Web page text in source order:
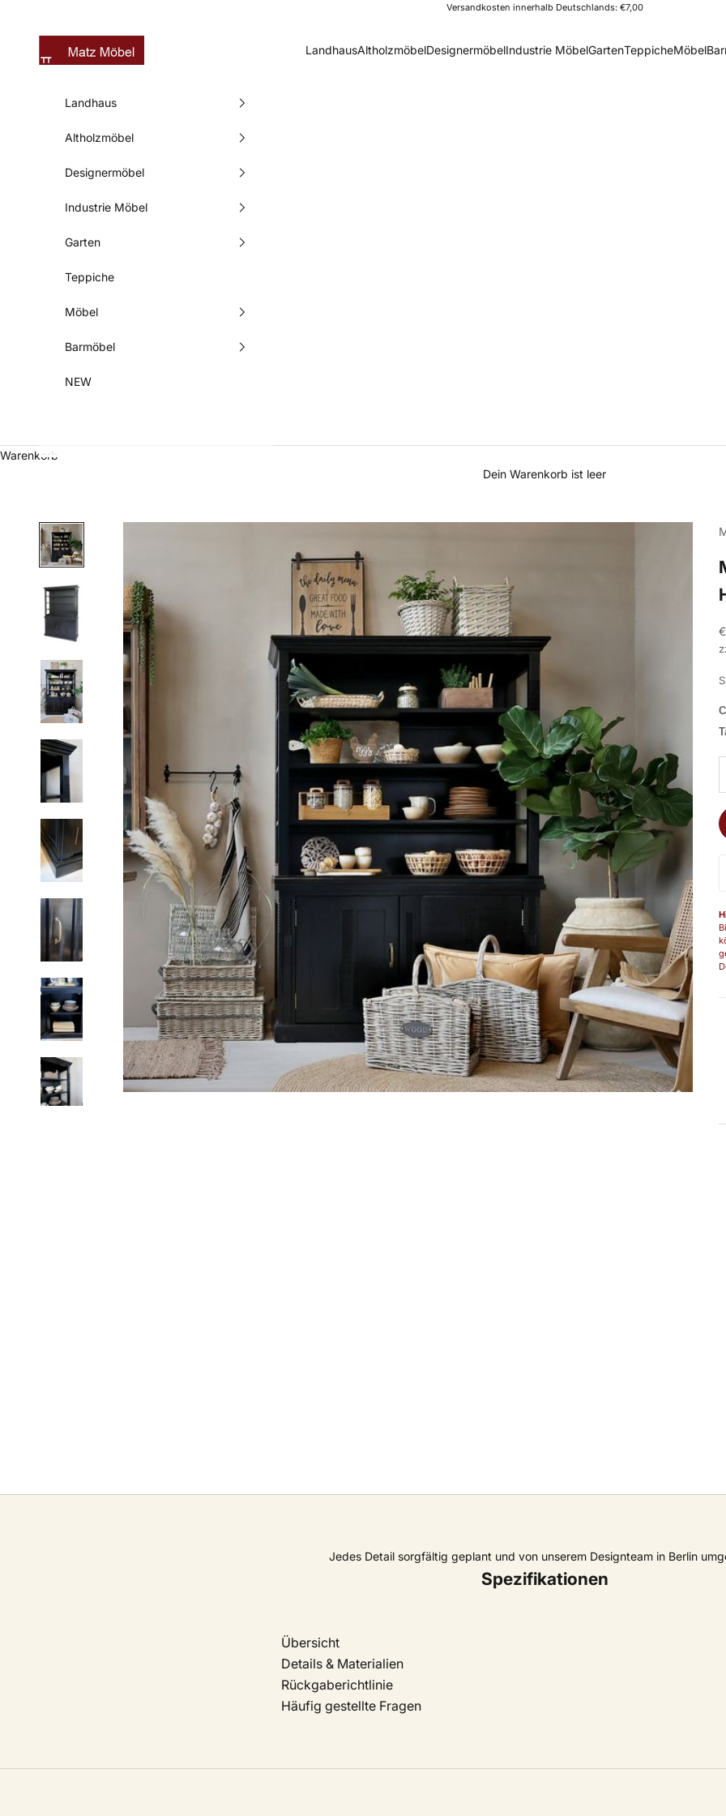
Versandkosten innerhalb Deutschlands: €7,00
Matz Möbel LandhausAltholzmöbelDesignermöbelIndustrie MöbelGartenTeppicheMöbel
Landhaus
Altholzmöbel
Designermöbel
Industrie Möbel
Garten
Teppiche
Möbel
Barmöbel
NEW
Warenkorb
Dein Warenkorb ist leer
Jedes Detail sorgfältig geplant und von unserem Designteam in Berlin
Spezifikationen
Übersicht
Details & Materialien
Rückgaberichtlinie
Häufig gestellte Fragen